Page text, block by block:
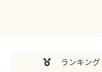
ランキング